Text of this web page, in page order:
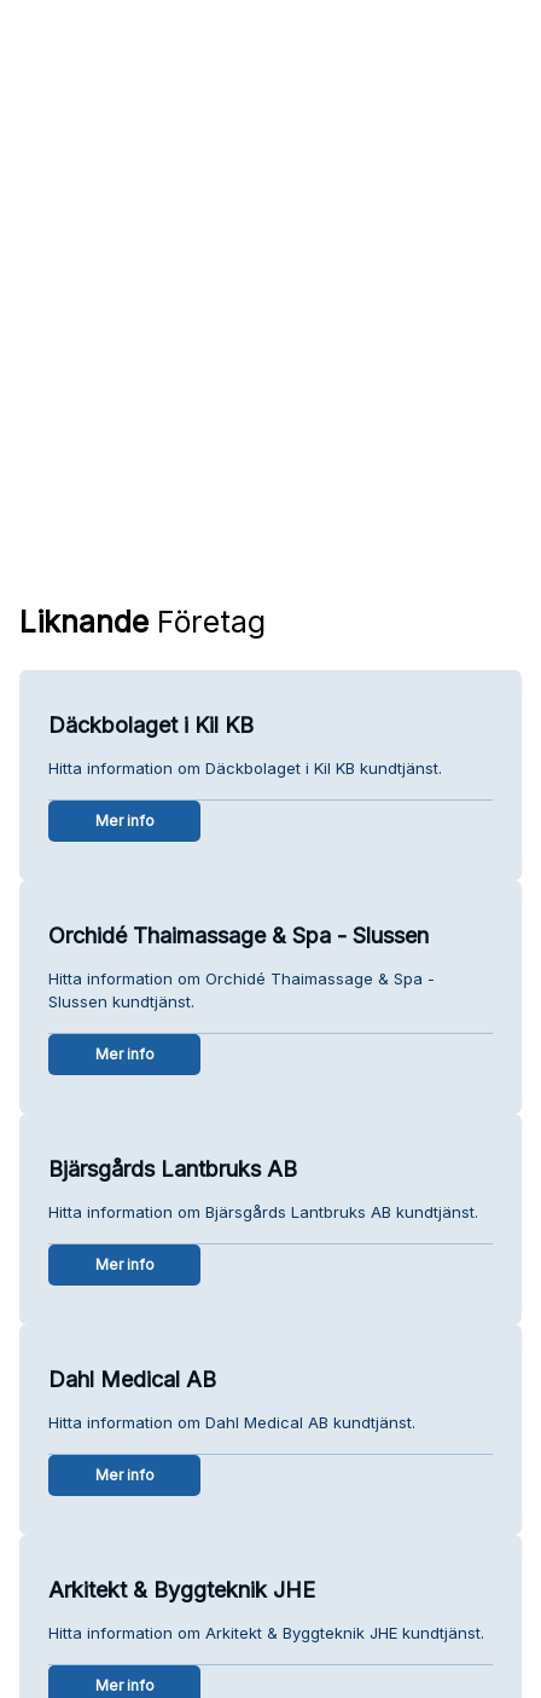
Liknande Företag
Däckbolaget i Kil KB
Hitta information om Däckbolaget i Kil KB kundtjänst.
Mer info
Orchidé Thaimassage & Spa - Slussen
Hitta information om Orchidé Thaimassage & Spa -
Slussen kundtjänst.
Mer info
Bjärsgårds Lantbruks AB
Hitta information om Bjärsgårds Lantbruks AB kundtjänst.
Mer info
Dahl Medical AB
Hitta information om Dahl Medical AB kundtjänst.
Mer info
Arkitekt & Byggteknik JHE
Hitta information om Arkitekt & Byggteknik JHE kundtjänst.
Mer info